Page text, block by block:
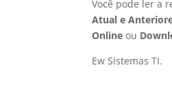
Você pode ler a
Atual e
Online ou
Ew Sistemas TI.